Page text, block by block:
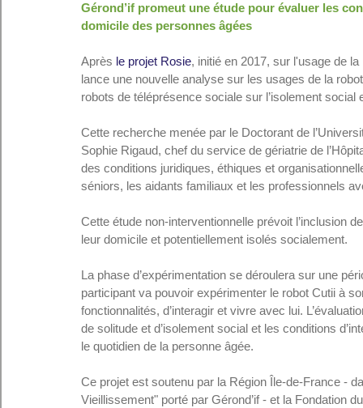
Gérond’if promeut une étude pour évaluer les
domicile des personnes âgées
Après le projet Rosie, initié en 2017, sur l'usage de
lance une nouvelle analyse sur les usages de la
robots de téléprésence sociale sur l’isolement
Cette recherche menée par le Doctorant de
Sophie Rigaud, chef du service de gériatrie de
des conditions juridiques, éthiques et
séniors, les aidants familiaux et les professionnels
Cette étude non-interventionnelle prévoit l’inclusion
leur domicile et potentiellement isolés socialement.
La phase d’expérimentation se déroulera sur une
participant va pouvoir expérimenter le robot Cutii à
fonctionnalités, d’interagir et vivre avec lui.
de solitude et d’isolement social et les conditions
le quotidien de la personne âgée.
Ce projet est soutenu par la Région Île-de-France -
Vieillissement" porté par Gérond’if - et la Fondation